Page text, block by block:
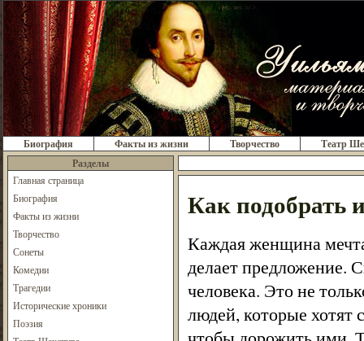
Биография Факты из жизни Творчество
Театр
Разделы
Главная страница
Биография
Факты из жизни
Творчество
Сонеты
Комедии
Трагедии
Исторические хроники
Поэзия
Как подобрать
Каждая женщина
делает предложение.
человека. Это не
людей, которые хотят